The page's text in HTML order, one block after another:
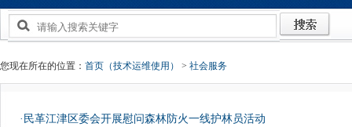
您现在所在的位置： 首页（技术运维使用） > 社会服务
·民革江津区委会开展慰问森林防火一线护林员活动